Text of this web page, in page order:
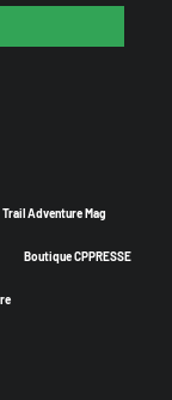
Trail Adventure Mag
Boutique CPPRESSE